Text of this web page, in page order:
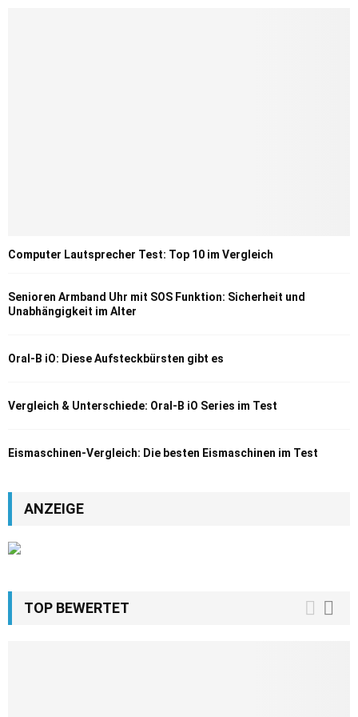
Computer Lautsprecher Test: Top 10 im Vergleich
Senioren Armband Uhr mit SOS Funktion: Sicherheit und
Unabhängigkeit im Alter
Oral-B iO: Diese Aufsteckbürsten gibt es
Vergleich & Unterschiede: Oral-B iO Series im Test
Eismaschinen-Vergleich: Die besten Eismaschinen im Test
ANZEIGE
TOP BEWERTET